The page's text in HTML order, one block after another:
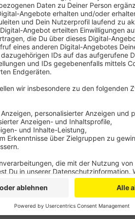
Er war aufgefallen, weil er sich das
Straße gekreuzt, teilt die
Streifenwagen gestanden und den
stehen. Bei der anschließenden
war sein sechsjähriger Sohn. Für E-
Außerdem darf nur eine Person auf
Scooter unterwegs war, gab der
Anzeige